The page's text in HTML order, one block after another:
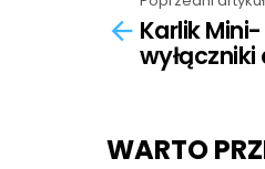
moreKarlik
WARTO